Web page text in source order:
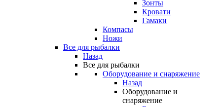
Зонты
Кровати
Гамаки
Компасы
Ножи
Все для рыбалки
Назад
Все для рыбалки
Оборудование и снаряжение
Назад
Оборудование и
снаряжение